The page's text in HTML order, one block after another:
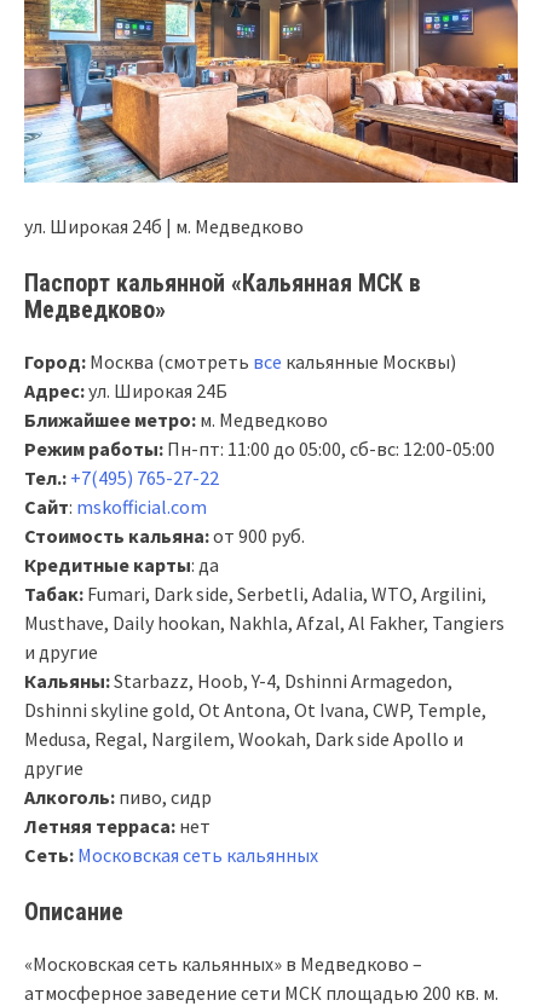
ул. Широкая 24б | м. Медведково
Паспорт кальянной «Кальянная МСК в
Медведково»
Город: Москва (смотреть все кальянные Москвы)
Адрес:ул. Широкая 24Б
Ближайшее метро: м. Медведково
Режим работы: Пн-пт: 11:00 до 05:00, сб-вс: 12:00-05:00
Тел.: +7(495) 765-27-22
Сайт: mskofficial.com
Стоимость кальяна:от 900 руб.
Кредитные карты: да
Табак: Fumari, Dark side, Serbetli, Adalia, WTO, Argilini,
Musthave, Daily hookan, Nakhla, Afzal, Al Fakher, Tangiers
и другие
Кальяны:Starbazz, Hoob, Y-4, Dshinni Armagedon,
Dshinni skyline gold, Ot Antona, Ot Ivana, CWP, Temple,
Medusa, Regal, Nargilem, Wookah, Dark side Apollo и
другие
Алкоголь: пиво, сидр
Летняя терраса: нет
Сеть: Московская сеть кальянных
Описание
«Московская сеть кальянных» в Медведково –
атмосферное заведение сети МСК площадью 200 кв. м.